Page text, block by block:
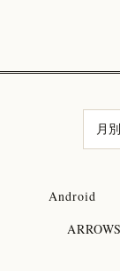
Android